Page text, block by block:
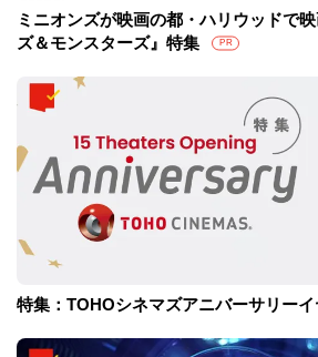
ミニオンズが映画の都・ハリウッドで
ズ＆モンスターズ』特集
PR
特集：TOHOシネマズアニバーサリー